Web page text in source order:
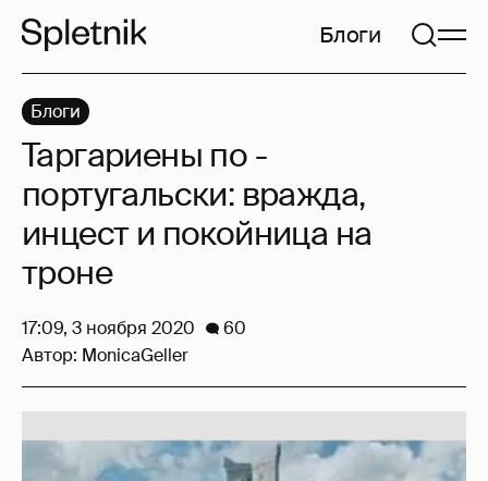
Блоги
Блоги
Таргариены по -
португальски: вражда,
инцест и покойница на
троне
17:09, 3 ноября 2020
60
Автор: MonicaGeller